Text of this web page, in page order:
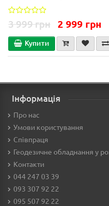
3 999 грн 2 999 грн
Купити
Інформація
Про нас
Умови користування
Співпраця
Геодезичне обладнання у
Контакти
044 247 03 39
093 307 92 22
095 507 92 22